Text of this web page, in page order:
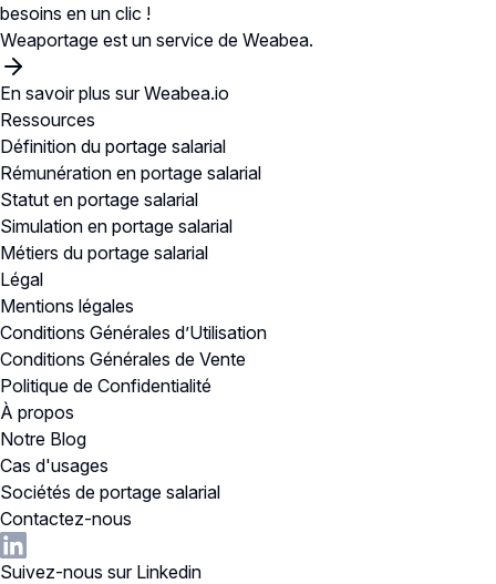
besoins en un clic !
Weaportage est un service de Weabea.
En savoir plus sur Weabea.io
Ressources
Définition du portage salarial
Rémunération en portage salarial
Statut en portage salarial
Simulation en portage salarial
Métiers du portage salarial
Légal
Mentions légales
Conditions Générales d’Utilisation
Conditions Générales de Vente
Politique de Confidentialité
À propos
Notre Blog
Cas d'usages
Sociétés de portage salarial
Contactez-nous
Suivez-nous sur Linkedin